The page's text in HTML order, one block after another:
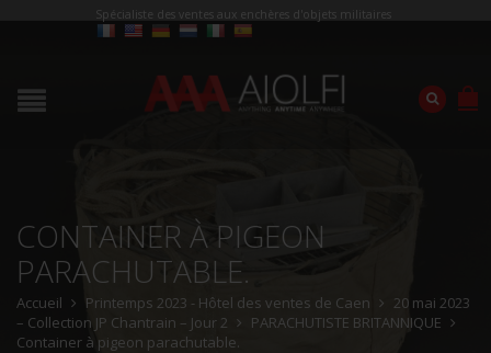
Spécialiste des ventes aux enchères d'objets militaires
CONTAINER À PIGEON
PARACHUTABLE.
Accueil Printemps 2023 - Hôtel des ventes de Caen
20 mai 2023
– Collection JP Chantrain – Jour 2
PARACHUTISTE BRITANNIQUE
Container à pigeon parachutable.